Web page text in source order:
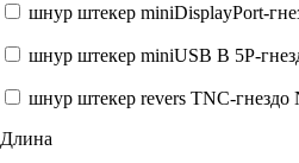
шнур штекер miniDisplayPort-
шнур штекер miniUSB B 5P-
шнур штекер revers TNC-гнездо
Длина